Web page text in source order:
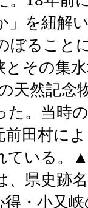
」を紐解
ぼること
とその集
天然記念
た。当時
前田村に
ている。
、県史跡
・小又